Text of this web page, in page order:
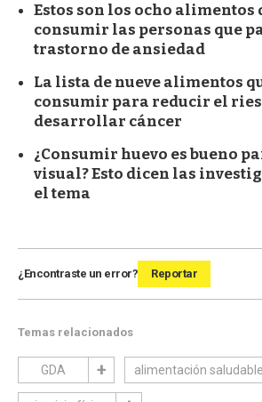
Estos son los ocho alimentos
consumir las personas que
trastorno de ansiedad
La lista de nueve alimentos
consumir para reducir el
desarrollar cáncer
¿Consumir huevo es bueno
visual? Esto dicen las
el tema
¿Encontraste un error? Reportar
Temas relacionados
GDA alimentación saludable